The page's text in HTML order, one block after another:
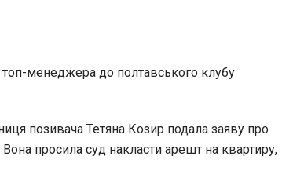
менеджера до полтавського клубу
позивача Тетяна Козир подала заяву про
просила суд накласти арешт на квартиру,